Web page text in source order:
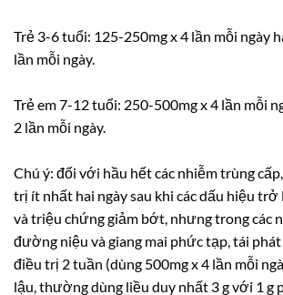
Trẻ 3-6 tuổi: 125-250mg x 4 lần mỗi ngày
lần mỗi ngày.
Trẻ em 7-12 tuổi: 250-500mg x 4 lần mỗi
2 lần mỗi ngày.
Chú ý: đối với hầu hết các nhiễm trùng
trị ít nhất hai ngày sau khi các dấu hiệu
và triệu chứng giảm bớt, nhưng trong các
đường niệu và giang mai phức tạp, tái
điều trị 2 tuần (dùng 500mg x 4 lần mỗi
lậu, thường dùng liều duy nhất 3 g với 1 g